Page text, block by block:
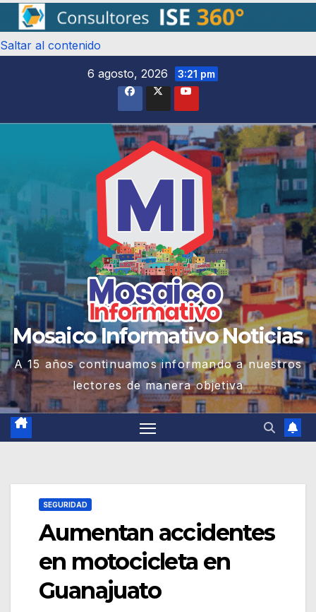
Saltar al contenido
6 agosto, 2026
3:21 pm
Mosaico Informativo Noticias
A 15 años continuamos informando a nuestros
lectores de manera objetiva
SEGURIDAD
Aumentan accidentes
en motocicleta en
Guanajuato